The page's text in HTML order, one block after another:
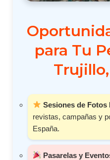
para Tu
Sesiones de Fotos
revistas, campañas y
España.
Pasarelas y